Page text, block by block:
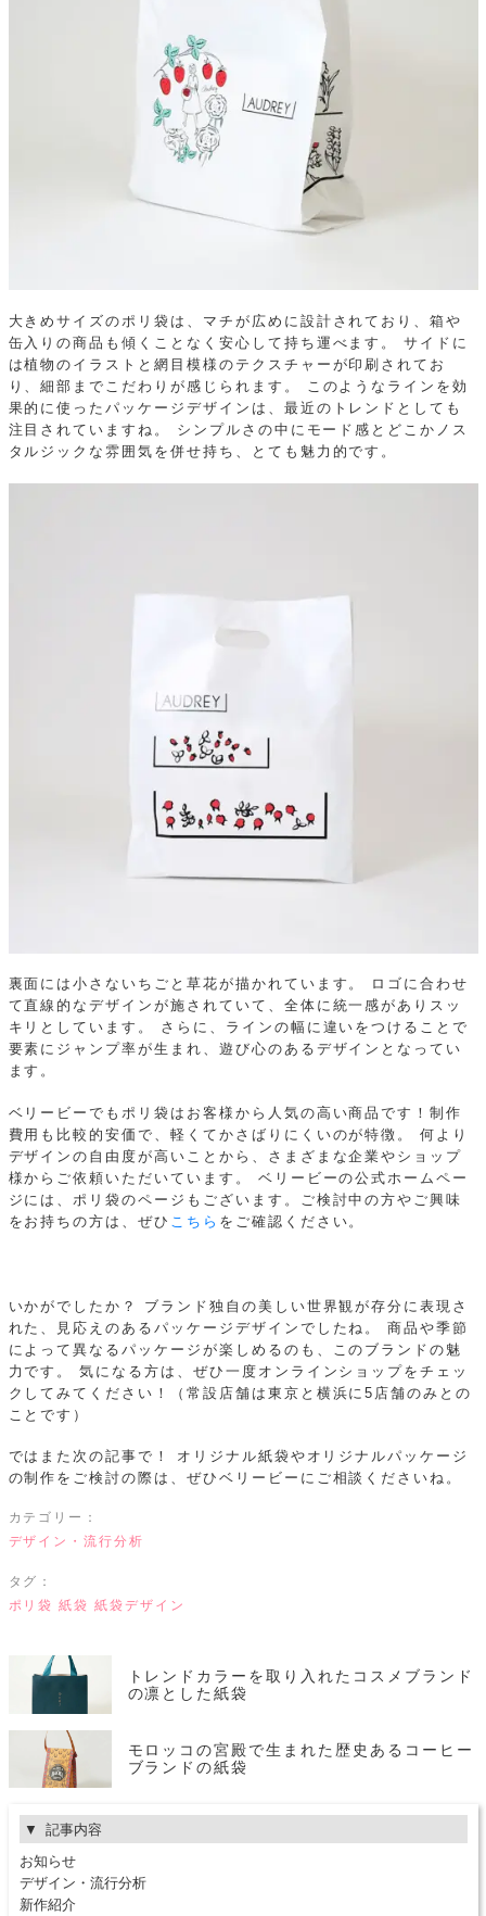
大きめサイズのポリ袋は、マチが広めに設計されており、箱や
缶入りの商品も傾くことなく安心して持ち運べます。
サイドに
は植物のイラストと網目模様のテクスチャーが印刷されてお
り、細部までこだわりが感じられます。
このようなラインを効
果的に使ったパッケージデザインは、最近のトレンドとしても
注目されていますね。
シンプルさの中にモード感とどこかノス
タルジックな雰囲気を併せ持ち、とても魅力的です。
裏面には小さないちごと草花が描かれています。
ロゴに合わせ
て直線的なデザインが施されていて、全体に統一感がありスッ
キリとしています。
さらに、ラインの幅に違いをつけることで
要素にジャンプ率が生まれ、遊び心のあるデザインとなってい
ます。
ベリービーでもポリ袋はお客様から人気の高い商品です！制作
費用も比較的安価で、軽くてかさばりにくいのが特徴。
何より
デザインの自由度が高いことから、さまざまな企業やショップ
様からご依頼いただいています。
ベリービーの公式ホームペー
ジには、ポリ袋のページもございます。ご検討中の方やご興味
をお持ちの方は、ぜひ こちら をご確認ください。
いかがでしたか？
ブランド独自の美しい世界観が存分に表現さ
れた、見応えのあるパッケージデザインでしたね。
商品や季節
によって異なるパッケージが楽しめるのも、このブランドの魅
力です。
気になる方は、ぜひ一度オンラインショップをチェッ
クしてみてください！（常設店舗は東京と横浜に5店舗のみとの
ことです）
ではまた次の記事で！
オリジナル紙袋やオリジナルパッケージ
の制作をご検討の際は、ぜひベリービーにご相談くださいね。
カテゴリー：
デザイン・流行分析
タグ：
ポリ袋 紙袋 紙袋デザイン
トレンドカラーを取り入れたコスメブランド
の凛とした紙袋
モロッコの宮殿で生まれた歴史あるコーヒー
ブランドの紙袋
記事内容
お知らせ
デザイン・流行分析
新作紹介